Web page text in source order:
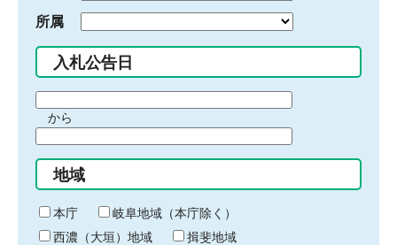
所属
入札公告日
間
始
り
から
間
終
わ
り
地域
本庁
岐阜地域（本庁除く）
西濃（大垣）地域
揖斐地域